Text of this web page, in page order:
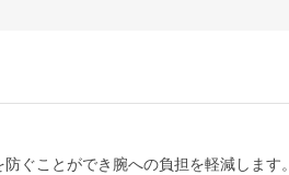
ぐことができ腕への負担を軽減します。